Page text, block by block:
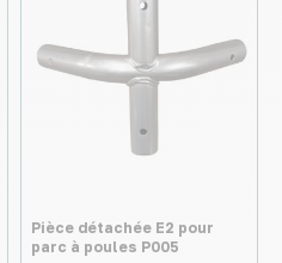
Pièce détachée E2 pour
parc à poules P005